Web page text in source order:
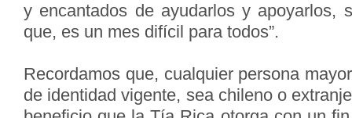
y encantados de ayudarlos y apoyarlos,
que, es un mes difícil para todos”.
Recordamos que, cualquier persona
de identidad vigente, sea chileno o